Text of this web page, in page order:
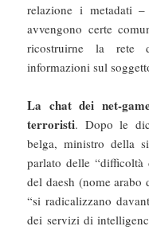
relazione i metadati
avvengono certe
ricostruirne la rete
informazioni sul
La chat dei net-
terroristi. Dopo le
belga, ministro della
parlato delle “difficoltà
del daesh (nome arabo
“si radicalizzano
dei servizi di